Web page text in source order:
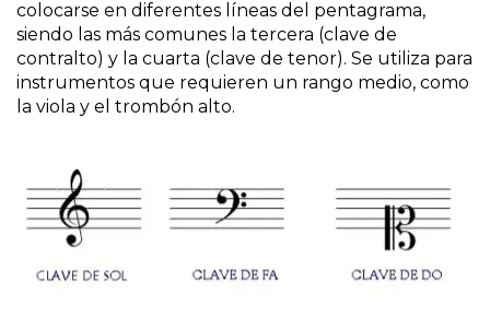
colocarse en diferentes líneas del pentagrama,
siendo las más comunes la tercera (clave de
contralto) y la cuarta (clave de tenor). Se utiliza para
instrumentos que requieren un rango medio, como
la viola y el trombón alto.